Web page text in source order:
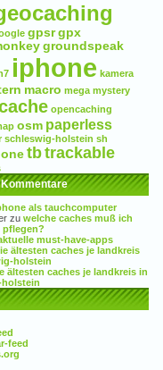
gpsr gpx
groundspeak
iphone kamera
macro mega mystery
opencaching
osm paperless
schleswig-holstein sh
tbtrackable
als tauchcomputer
zu welche caches muß ich
must-have-apps
ältesten caches je landkreis
holstein
ältesten caches je landkreis in
feed